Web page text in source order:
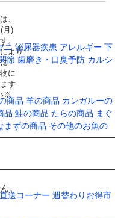
ニ 泌尿器疾患 アレルギー 下
節 歯磨き・口臭予防 カルシ
商品 羊の商品 カンガルーの
品 鮭の商品 たらの商品 まぐ
まずの商品 その他のお魚の
送コーナー 週替わりお得市
、
月)
。
より
に
す
※
。